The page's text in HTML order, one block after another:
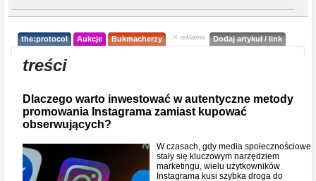
the:protocol Aukcje Bukmacherzy < reklama Dodaj artykuł / link
treści
Dlaczego warto inwestować w autentyczne metody
promowania Instagrama zamiast kupować
obserwujących?
W czasach, gdy media społecznościowe
stały się kluczowym narzędziem
marketingu, wielu użytkowników
Instagrama kusi szybka droga do